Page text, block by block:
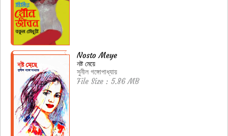
Nosto Meye
নষ্ট মেয়ে
সুনীল গঙ্গোপাধ্যায়
File Size : 5.86 MB